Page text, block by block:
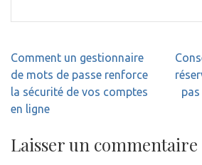
Navigation
de
l’article
Comment un gestionnaire
de mots de passe renforce
la sécurité de vos comptes
en ligne
Laisser un commentaire